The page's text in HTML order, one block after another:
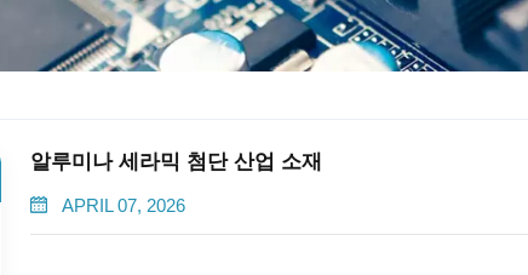
알루미나 세라믹 첨단 산업 소재
APRIL 07, 2026